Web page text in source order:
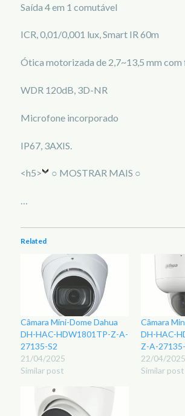
Saída 4 em 1 comutável
ICR, 0,01/0,001 lux, Smart IR 60m
Ótica motorizada de 2,7~13,5 mm
WDR 120dB, 3D-NR
Microfone incorporado
IP67, 3AXIS.
<h5> ○ MOSTRAR MAIS ○
…
Related
Câmara Mini-Dome Dahua
DH-HAC-HDW1801TP-Z-A-
27135-S2
21/04/2025
Similar post
Câmara
DH-HAC-
Z-A-
22/04/2025
Similar post